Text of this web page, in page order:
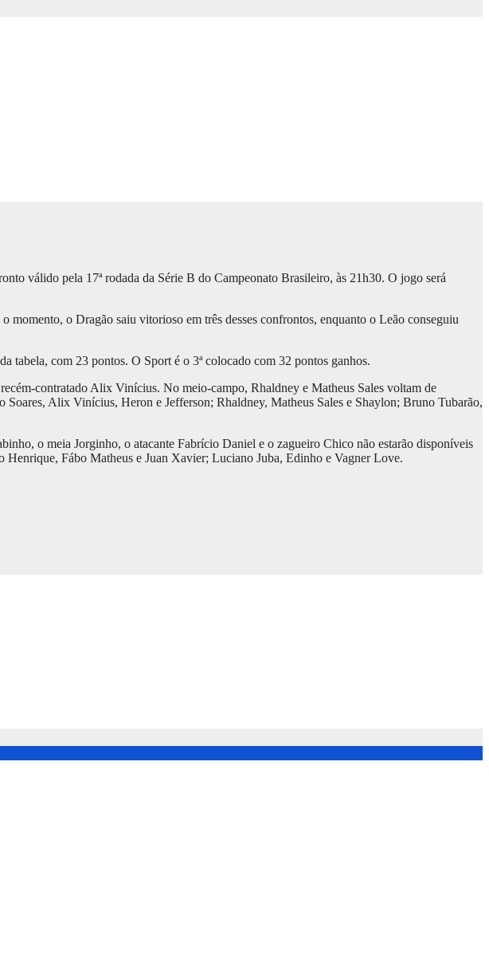
válido pela 17ª rodada da Série B do Campeonato Brasileiro, às 21h30. O jogo será
o Dragão saiu vitorioso em três desses confrontos, enquanto o Leão conseguiu
tabela, com 23 pontos. O Sport é o 3ª colocado com 32 pontos ganhos.
contratado Alix Vinícius. No meio-campo, Rhaldney e Matheus Sales voltam de
Alix Vinícius, Heron e Jefferson; Rhaldney, Matheus Sales e Shaylon; Bruno Tubarão,
o meia Jorginho, o atacante Fabrício Daniel e o zagueiro Chico não estarão disponíveis
Fábo Matheus e Juan Xavier; Luciano Juba, Edinho e Vagner Love.